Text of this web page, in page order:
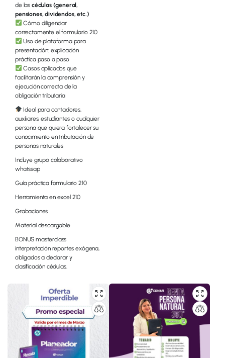
de las cédulas (general,
pensiones, dividendos, etc.)
Cómo diligenciar
correctamente el formulario 210
Uso de plataforma para
presentación: explicación
práctica paso a paso
Casos aplicados que
facilitarán la comprensión y
ejecución correcta de la
obligación tributaria
Ideal para contadores,
auxiliares, estudiantes o cualquier
persona que quiera fortalecer su
conocimiento en tributación de
personas naturales
Incluye grupo colaborativo
whatssap
Guía práctica formulario 210
Herramienta en excel 210
Grabaciones
Material descargable
BONUS masterclass
interpretación reportes exógena,
obligados a declarar y
clasificación cédulas.